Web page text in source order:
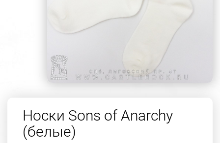
Носки Sons of Anarchy
(белые)